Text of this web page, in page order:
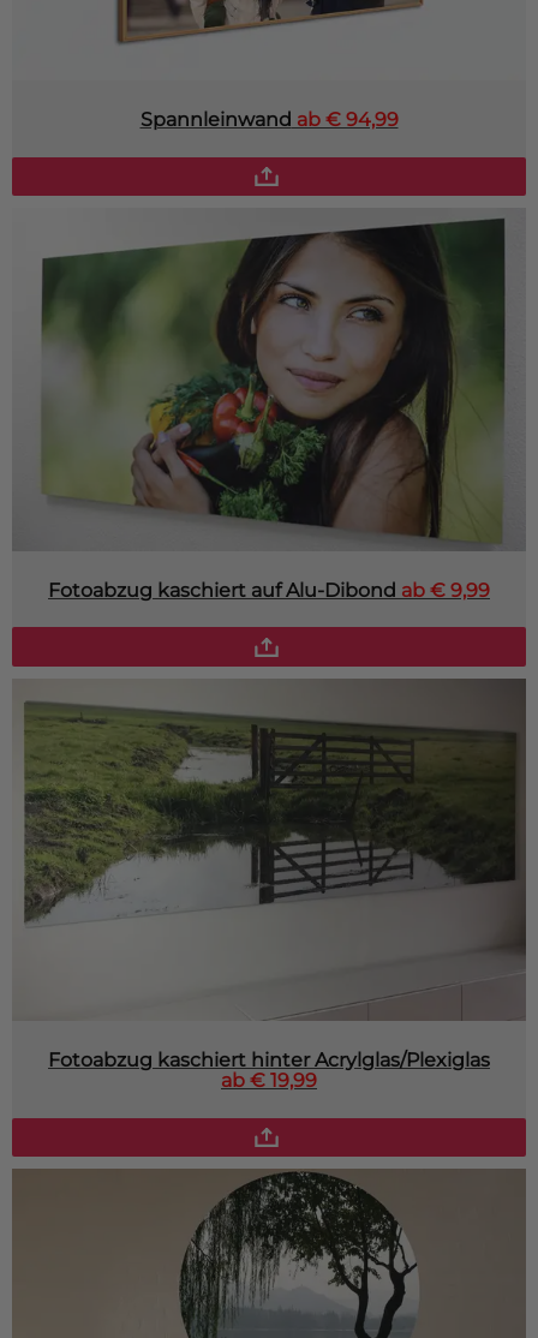
Spannleinwand ab € 94,99
Fotoabzug kaschiert auf Alu-Dibond ab € 9,99
Fotoabzug kaschiert hinter Acrylglas/Plexiglas
ab € 19,99